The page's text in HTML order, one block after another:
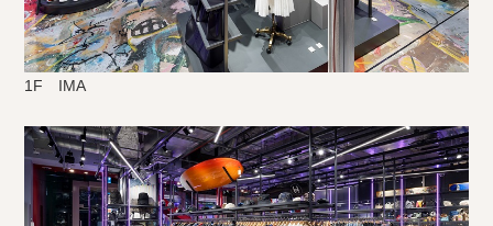
1F IMA